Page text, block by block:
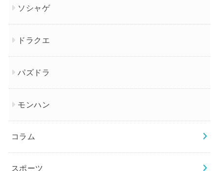
ソシャゲ
ドラクエ
パズドラ
モンハン
コラム
スポーツ